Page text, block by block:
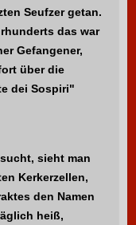
Seufzer getan.
das war
Gefangener,
über die
dei Sospiri"
sieht man
Kerkerzellen,
den Namen
heiß,